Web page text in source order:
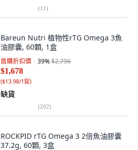
(11)
Bareun Nutri 植物性rTG Omega 3魚
油膠囊, 60顆, 1盒
首購折扣價 39%$2,796
$1,678
($13.98/1錠)
缺貨
(202)
ROCKPID rTG Omega 3 2倍魚油膠囊
37.2g, 60顆, 3盒